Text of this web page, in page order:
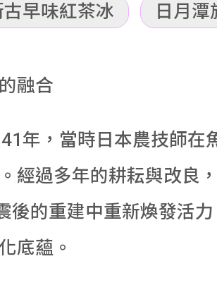
早味紅茶冰 日月
融合
年，當時日本農技師在
經過多年的耕耘與改良
後的重建中重新煥發活
底蘊。